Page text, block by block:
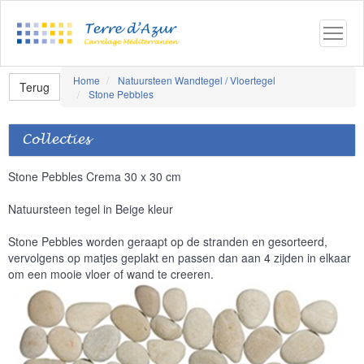
Terug Home
Natuursteen Wandtegel / Vloertegel
Stone Pebbles
Collecties
Stone Pebbles Crema 30 x 30 cm
Natuursteen tegel in Beige kleur
Stone Pebbles worden geraapt op de stranden en gesorteerd,
vervolgens op matjes geplakt en passen dan aan 4 zijden in elkaar
om een mooie vloer of wand te creeren.